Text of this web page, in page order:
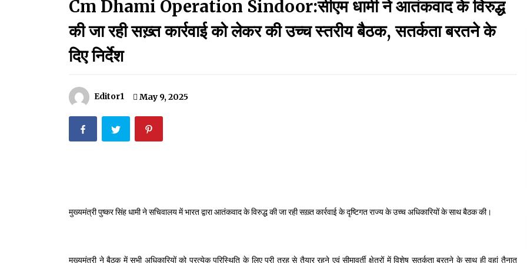
मदरसों का नाम अब्दुल कलाम के नाम पर रखने की घोषणा
December 18, 2023
September 7, 2023
Thought Of The Day 14 May
Cm Dhami Operation Sindoor:सीएम धामी ने आतंकवाद के विरुद्ध
की जा रही सख़्त कार्रवाई को लेकर की उच्च स्तरीय बैठक, सतर्कता बरतने के
दिए निर्देश
Editor1 May 9, 2025
मुख्यमंत्री पुष्कर सिंह धामी ने सचिवालय में भारत द्वारा आतंकवाद के विरुद्ध की जा रही सख़्त कार्रवाई के दृष्टिगत राज्य के उच्च अधिकारियों के साथ बैठक की।
मुख्यमंत्री ने बैठक में सभी अधिकारियों को प्रत्येक परिस्थिति के लिए पूरी तरह से तैयार रहने एवं सीमावर्ती क्षेत्रों में विशेष सतर्कता बरतने के साथ ही वहां तैनात